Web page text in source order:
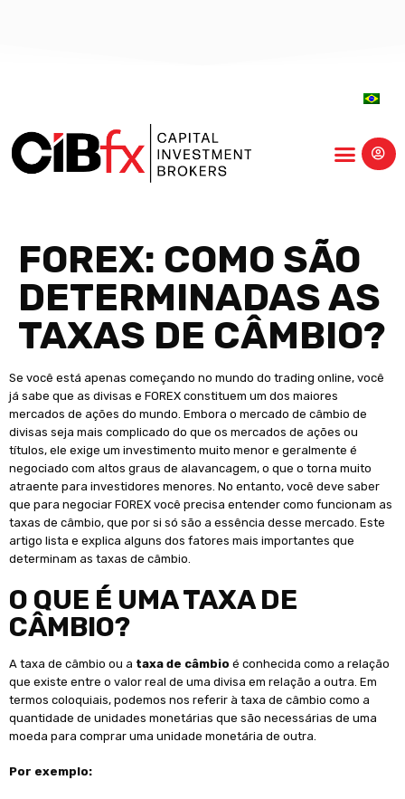
FOREX: COMO SÃO
DETERMINADAS AS
TAXAS DE CÂMBIO?
Se você está apenas começando no mundo do trading online, você
já sabe que as divisas e FOREX constituem um dos maiores
mercados de ações do mundo. Embora o mercado de câmbio de
divisas seja mais complicado do que os mercados de ações ou
títulos, ele exige um investimento muito menor e geralmente é
negociado com altos graus de alavancagem, o que o torna muito
atraente para investidores menores. No entanto, você deve saber
que para negociar FOREX você precisa entender como funcionam as
taxas de câmbio, que por si só são a essência desse mercado. Este
artigo lista e explica alguns dos fatores mais importantes que
determinam as taxas de câmbio.
O QUE É UMA TAXA DE
CÂMBIO?
A taxa de câmbio ou a taxa de câmbio é conhecida como a relação
que existe entre o valor real de uma divisa em relação a outra. Em
termos coloquiais, podemos nos referir à taxa de câmbio como a
quantidade de unidades monetárias que são necessárias de uma
moeda para comprar uma unidade monetária de outra.
Por exemplo: